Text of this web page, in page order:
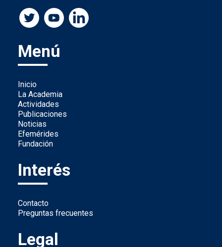
Menú
Inicio
La Academia
Actividades
Publicaciones
Noticias
Efemérides
Fundación
Interés
Contacto
Preguntas frecuentes
Legal